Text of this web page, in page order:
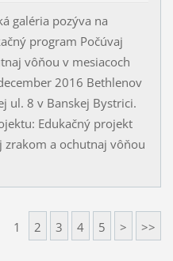
galéria pozýva na
program Počúvaj
vôňou v mesiacoch
2016 Bethlenov
ul. 8 v Banskej Bystrici.
Edukačný projekt
zrakom a ochutnaj vôňou
1 2 3 4 5 > >>